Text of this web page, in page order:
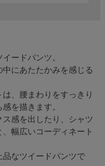
ードパンツ。
にあたたかみを感じる
、腰まわりをすっきり
を描きます。
感を出したり、シャツ
幅広いコーディネート
なツイードパンツで